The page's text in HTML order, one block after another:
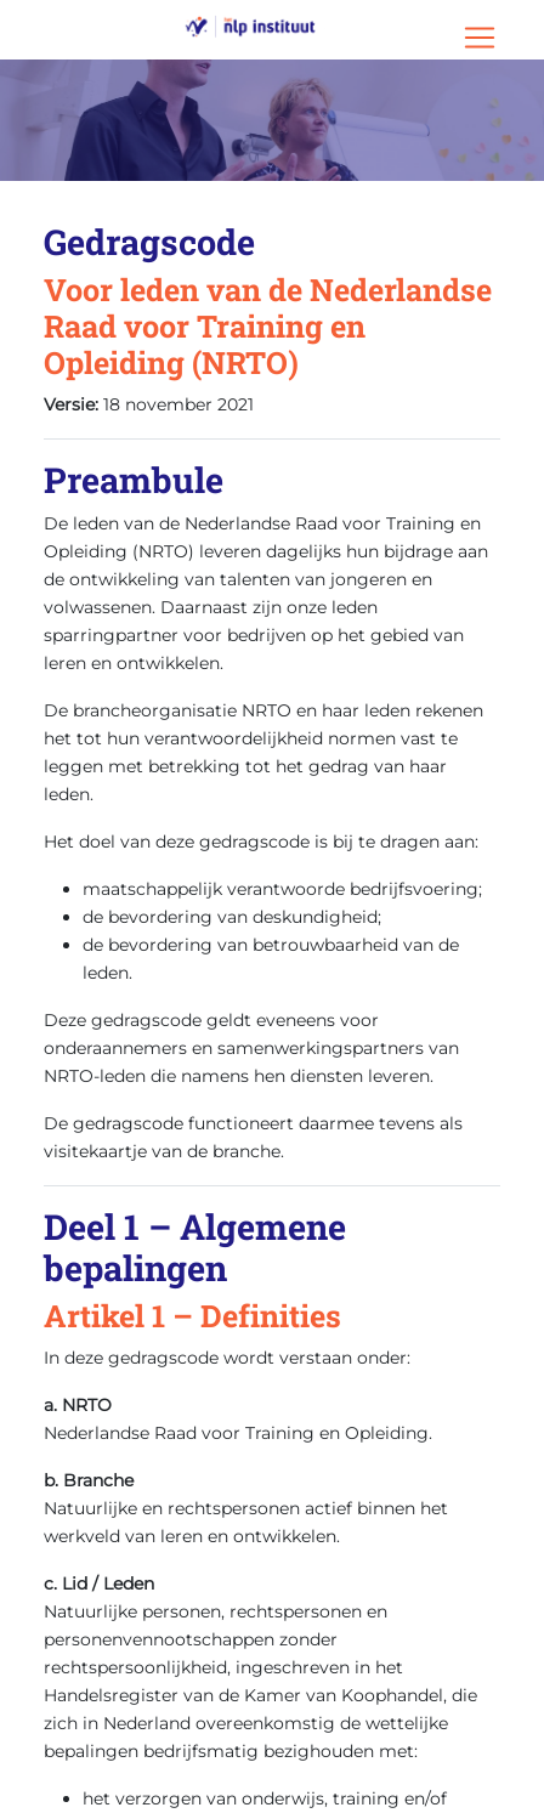
Menu
Gedragscode
Voor leden van de Nederlandse
Raad voor Training en
Opleiding (NRTO)
Versie: 18 november 2021
Preambule
De leden van de Nederlandse Raad voor Training en
Opleiding (NRTO) leveren dagelijks hun bijdrage aan
de ontwikkeling van talenten van jongeren en
volwassenen. Daarnaast zijn onze leden
sparringpartner voor bedrijven op het gebied van
leren en ontwikkelen.
De brancheorganisatie NRTO en haar leden rekenen
het tot hun verantwoordelijkheid normen vast te
leggen met betrekking tot het gedrag van haar
leden.
Het doel van deze gedragscode is bij te dragen aan:
maatschappelijk verantwoorde bedrijfsvoering;
de bevordering van deskundigheid;
de bevordering van betrouwbaarheid van de
leden.
Deze gedragscode geldt eveneens voor
onderaannemers en samenwerkingspartners van
NRTO-leden die namens hen diensten leveren.
De gedragscode functioneert daarmee tevens als
visitekaartje van de branche.
Deel 1 – Algemene
bepalingen
Artikel 1 – Definities
In deze gedragscode wordt verstaan onder:
a. NRTO
Nederlandse Raad voor Training en Opleiding.
b. Branche
Natuurlijke en rechtspersonen actief binnen het
werkveld van leren en ontwikkelen.
c. Lid / Leden
Natuurlijke personen, rechtspersonen en
personenvennootschappen zonder
rechtspersoonlijkheid, ingeschreven in het
Handelsregister van de Kamer van Koophandel, die
zich in Nederland overeenkomstig de wettelijke
bepalingen bedrijfsmatig bezighouden met:
het verzorgen van onderwijs, training en/of